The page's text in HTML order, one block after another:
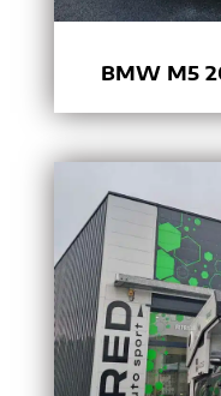
BMW M5